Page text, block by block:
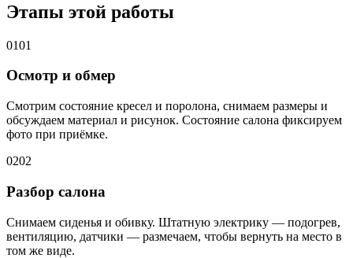
Этапы этой работы
0101
Осмотр и обмер
Смотрим состояние кресел и поролона, снимаем размеры и
обсуждаем материал и рисунок. Состояние салона фиксируем
фото при приёмке.
0202
Разбор салона
Снимаем сиденья и обивку. Штатную электрику — подогрев,
вентиляцию, датчики — размечаем, чтобы вернуть на место в
том же виде.